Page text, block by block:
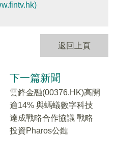
返回上頁
下一篇新聞
雲鋒金融(00376.HK)高開
逾14% 與螞蟻數字科技
達成戰略合作協議 戰略
投資Pharos公鏈